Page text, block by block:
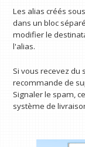
Les alias créés
dans un bloc
modifier le
l'alias.
Si vous recevez du
recommande de
Signaler le spam,
système de